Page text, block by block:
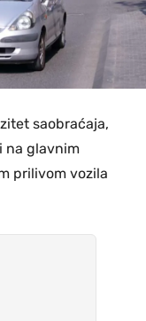
saobraćaja,
na glavnim
prilivom vozila